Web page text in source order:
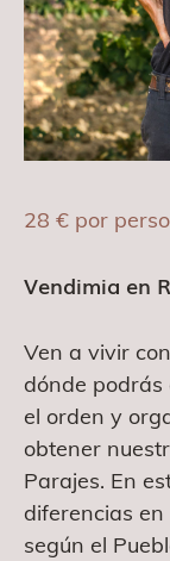
28 € por
Vendimia en
Ven a vivir
dónde
el orden y
obtener
Parajes. En
diferencias
según el